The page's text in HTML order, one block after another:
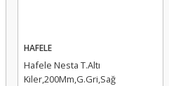
HAFELE
Hafele Nesta T.Altı
Kiler,200Mm,G.Gri,Sağ